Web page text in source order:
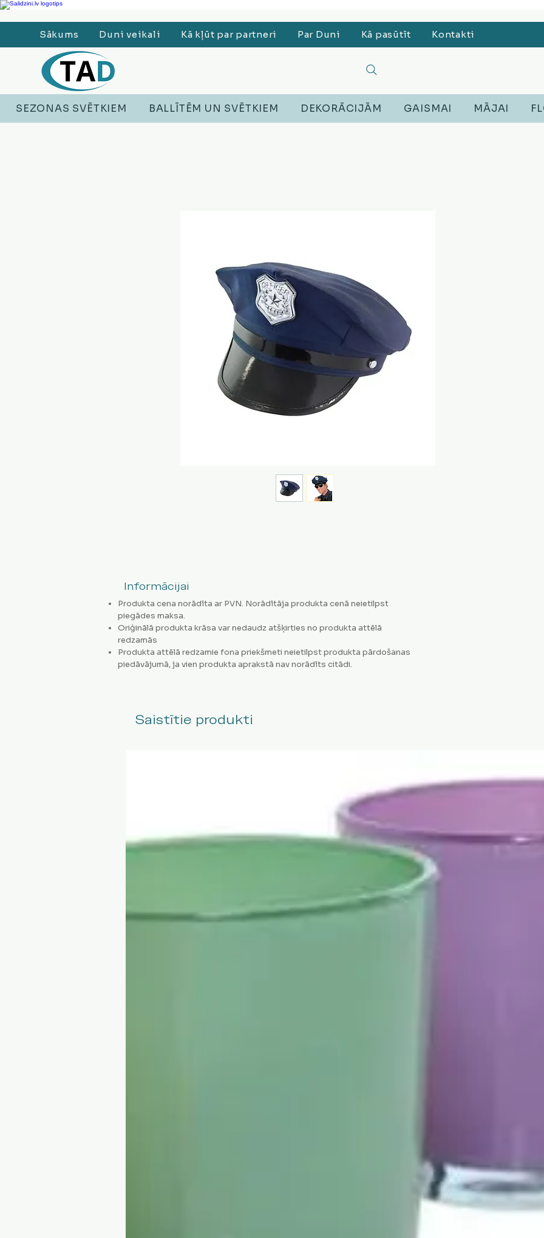
Ledusskapji, Sadzīves tehnika, Smaržas, Operatīvā atmiņa, Putekļu sūcēji, Lego, Austiņas
Sākums Duni veikali Kā kļūt par partneri Par Duni Kā pasūtīt Kontakti
SEZONAS SVĒTKIEM BALLĪTĒM UN SVĒTKIEM DEKORĀCIJĀM GAISMAI MĀJAI
Informācijai
Produkta cena norādīta ar PVN. Norādītāja produkta cenā neietilpst
piegādes maksa.
Oriģinālā produkta krāsa var nedaudz atšķirties no produkta attēlā
redzamās
Produkta attēlā redzamie fona priekšmeti neietilpst produkta pārdošanas
piedāvājumā, ja vien produkta aprakstā nav norādīts citādi.
Saistītie produkti